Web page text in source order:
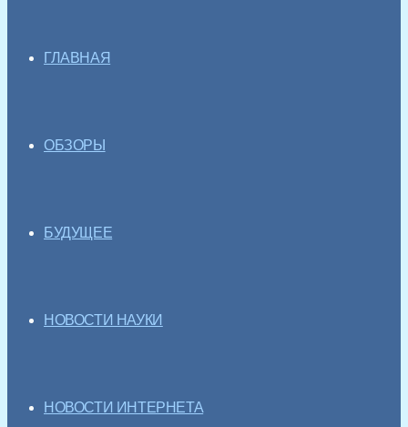
ГЛАВНАЯ
ОБЗОРЫ
БУДУЩЕЕ
НОВОСТИ НАУКИ
НОВОСТИ ИНТЕРНЕТА